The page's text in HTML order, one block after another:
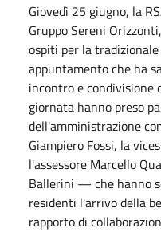
Giovedì 25 giugno, la
Gruppo Sereni
ospiti per la
appuntamento che ha
incontro e condivisione
giornata hanno preso
dell'amministrazione
Giampiero Fossi, la
l'assessore Marcello
Ballerini — che hanno
residenti l'arrivo della
rapporto di